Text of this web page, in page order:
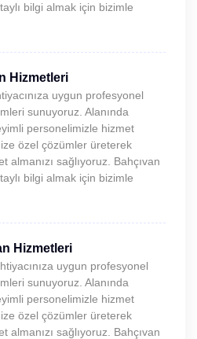
bilgi almak için bizimle
Hizmetleri
uygun profesyonel
sunuyoruz. Alanında
personelimizle hizmet
özel çözümler üreterek
almanızı sağlıyoruz. Bahçıvan
bilgi almak için bizimle
Hizmetleri
uygun profesyonel
sunuyoruz. Alanında
personelimizle hizmet
özel çözümler üreterek
almanızı sağlıyoruz. Bahçıvan